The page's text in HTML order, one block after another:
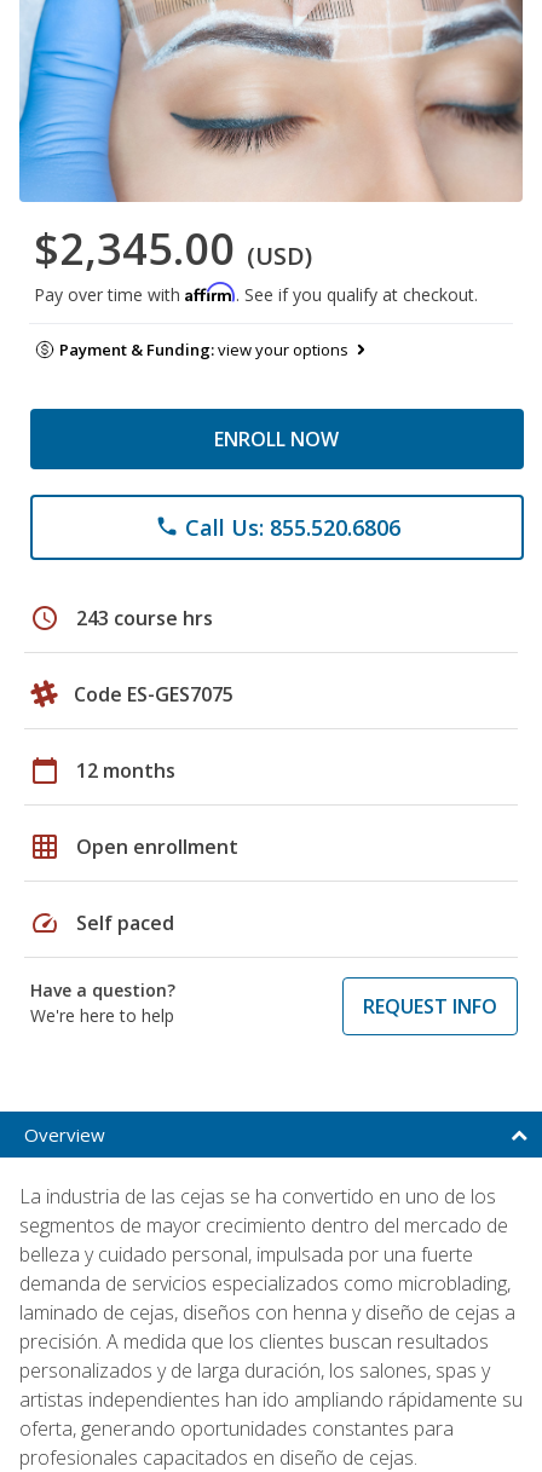
$2,345.00 (USD)
Pay over time with Affirm. See if you qualify at checkout.
Payment & Funding:view your options
ENROLL NOW
phone Call Us: 855.520.6806
schedule 243 course hrs
Code ES-GES7075
calendar_today 12 months
grid_on Open enrollment
speed Self paced
Have a question?
We're here to help
REQUEST INFO
Overview
La industria de las cejas se ha convertido en uno de los
segmentos de mayor crecimiento dentro del mercado de
belleza y cuidado personal, impulsada por una fuerte
demanda de servicios especializados como microblading,
laminado de cejas, diseños con henna y diseño de cejas a
precisión. A medida que los clientes buscan resultados
personalizados y de larga duración, los salones, spas y
artistas independientes han ido ampliando rápidamente su
oferta, generando oportunidades constantes para
profesionales capacitados en diseño de cejas.